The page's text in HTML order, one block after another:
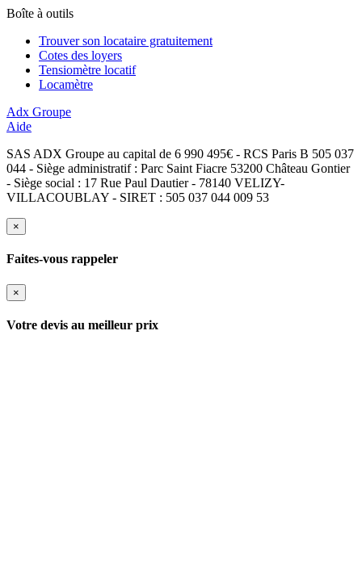
Boîte à outils
Trouver son locataire gratuitement
Cotes des loyers
Tensiomètre locatif
Locamètre
Adx Groupe
Aide
SAS ADX Groupe au capital de 6 990 495€ - RCS Paris B 505 037
044 - Siège administratif : Parc Saint Fiacre 53200 Château Gontier
- Siège social : 17 Rue Paul Dautier - 78140 VELIZY-
VILLACOUBLAY - SIRET : 505 037 044 009 53
×
Faites-vous rappeler
×
Votre devis au meilleur prix